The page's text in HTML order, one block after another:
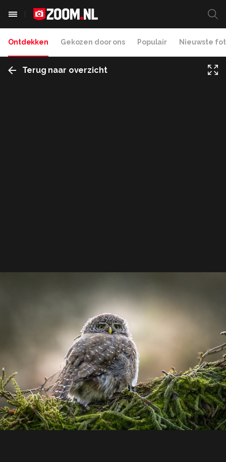
Ontdekken Gekozen door ons Populair Nieuwste
Terug naar overzicht